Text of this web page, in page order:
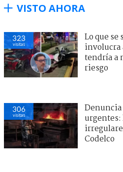
VISTO AHORA
323
visitas
Lo que se
involucra
tendría a
riesgo
306
visitas
urgentes:
Codelco